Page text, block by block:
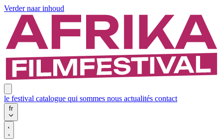
Verder naar inhoud
le festival catalogue qui sommes nous actualités contact
fr